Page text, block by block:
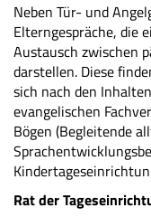
Neben Tür- und
Elterngespräche, die
Austausch zwischen
darstellen. Diese
sich nach den
evangelischen
Bögen (Begleitende
Rat der